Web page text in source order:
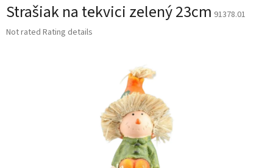
Strašiak na tekvici zelený 23cm 91378.01
The
Not rated Rating details